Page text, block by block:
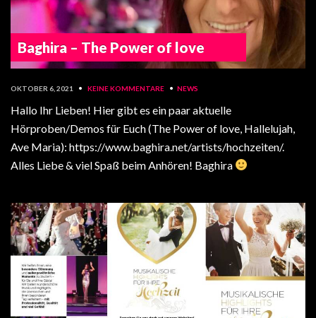
Baghira – The Power of love
OKTOBER 6, 2021 • KEINE KOMMENTARE • NEWS
Hallo Ihr Lieben! Hier gibt es ein paar aktuelle
Hörproben/Demos für Euch (The Power of love, Hallelujah,
Ave Maria): https://www.baghira.net/artists/hochzeiten/.
Alles Liebe & viel Spaß beim Anhören! Baghira